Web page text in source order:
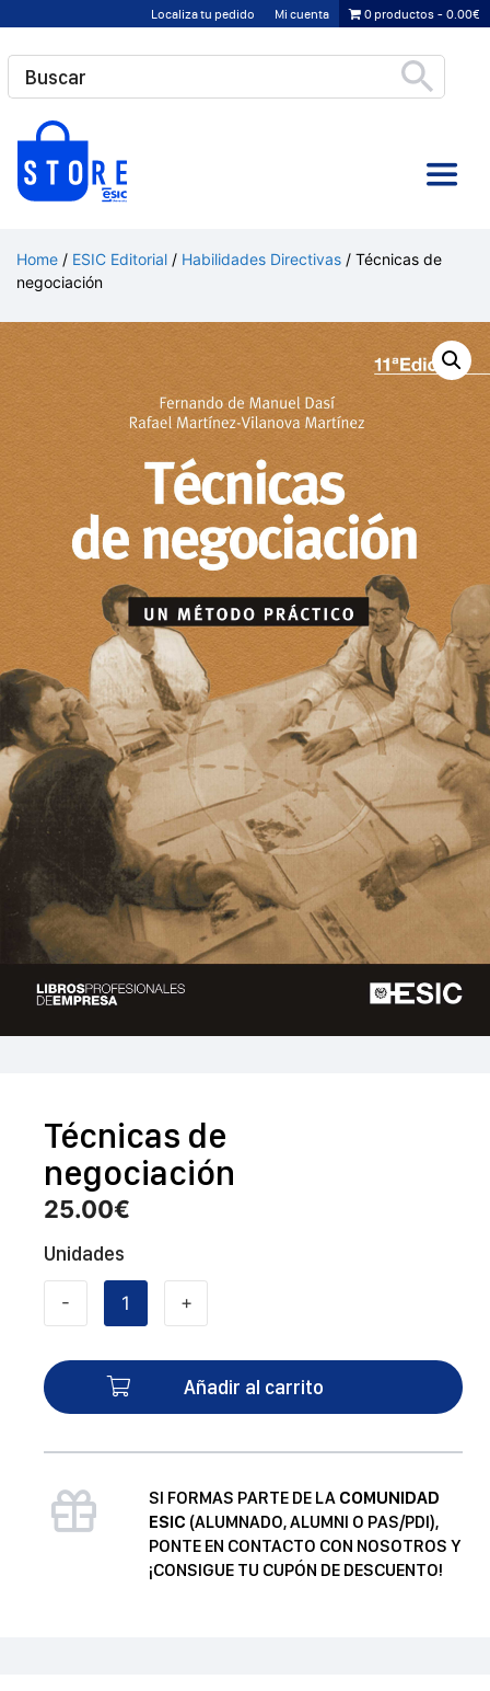
contenido
Localiza tu pedido Mi cuenta 0 productos 0.00€
Home / ESIC Editorial / Habilidades Directivas / Técnicas de
negociación
Técnicas de
negociación
25.00€
Unidades
-
cantidad
+
Añadir al carrito
SI FORMAS PARTE DE LA COMUNIDAD
ESIC (ALUMNADO, ALUMNI O PAS/PDI),
PONTE EN CONTACTO CON NOSOTROS Y
¡CONSIGUE TU CUPÓN DE DESCUENTO!